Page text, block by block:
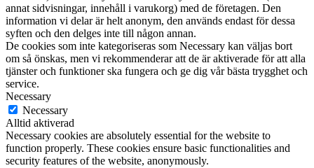
annat sidvisningar, innehåll i varukorg) med de företagen. Den
information vi delar är helt anonym, den används endast för dessa
syften och den delges inte till någon annan.
De cookies som inte kategoriseras som Necessary kan väljas bort
om så önskas, men vi rekommenderar att de är aktiverade för att alla
tjänster och funktioner ska fungera och ge dig vår bästa trygghet och
service.
Necessary
Necessary
Alltid aktiverad
Necessary cookies are absolutely essential for the website to
function properly. These cookies ensure basic functionalities and
security features of the website, anonymously.